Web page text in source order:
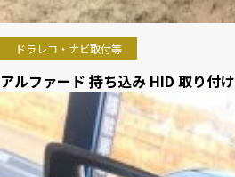
ドラレコ・ナビ取付等
アルファード 持ち込み HID 取り付け